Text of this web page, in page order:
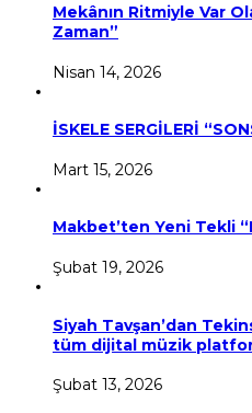
Mekânın Ritmiyle Var
Zaman”
Nisan 14, 2026
İSKELE SERGİLERİ
Mart 15, 2026
Makbet’ten Yeni Tekli
Şubat 19, 2026
Siyah Tavşan’dan
tüm dijital müzik
Şubat 13, 2026